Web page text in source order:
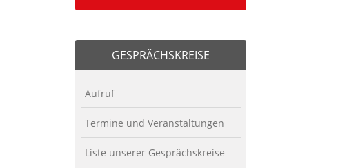
GESPRÄCHSKREISE
Aufruf
Termine und Veranstaltungen
Liste unserer Gesprächskreise